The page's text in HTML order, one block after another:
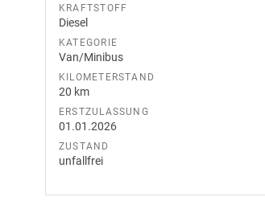
KRAFTSTOFF
Diesel
KATEGORIE
Van/Minibus
KILOMETERSTAND
20 km
ERSTZULASSUNG
01.01.2026
ZUSTAND
unfallfrei